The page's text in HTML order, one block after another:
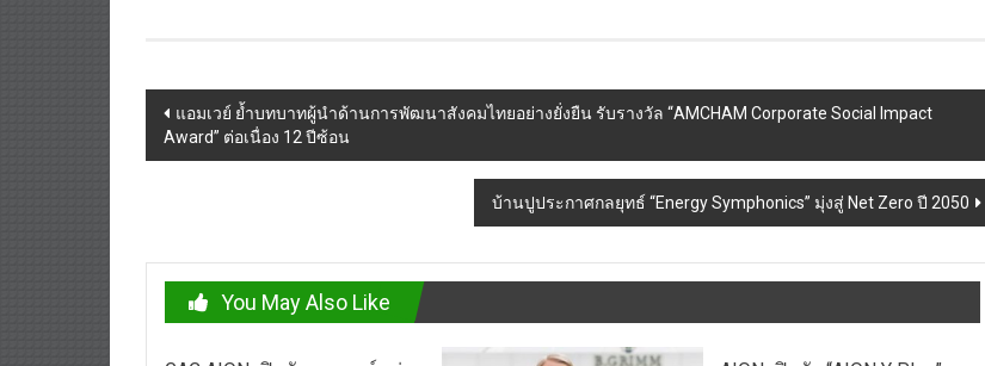
Post
navigation
แอมเวย์ ย้ำบทบาทผู้นำด้านการพัฒนาสังคมไทยอย่างยั่งยืน รับรางวัล “AMCHAM Corporate Social Impact
Award” ต่อเนื่อง 12 ปีซ้อน
บ้านปูประกาศกลยุทธ์ “Energy Symphonics” มุ่งสู่ Net Zero ปี 2050
You May Also Like